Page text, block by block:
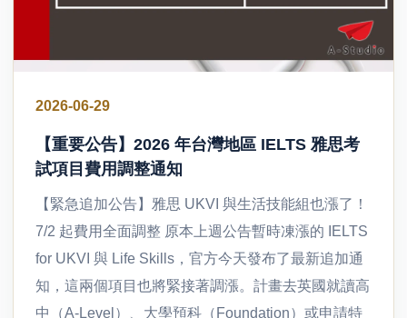
2026-06-29
【重要公告】2026 年台灣地區 IELTS 雅思考
試項目費用調整通知
【緊急追加公告】雅思 UKVI 與生活技能組也漲了！
7/2 起費用全面調整 原本上週公告暫時凍漲的 IELTS
for UKVI 與 Life Skills，官方今天發布了最新追加通
知，這兩個項目也將緊接著調漲。計畫去英國就讀高
中（A-Level）、大學預科（Foundation）或申請特